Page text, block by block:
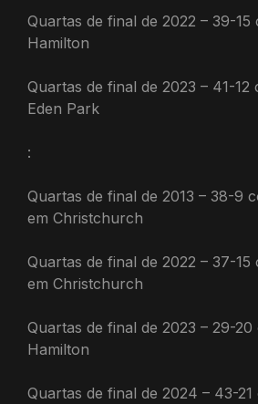
Quartas de final de 2022 – 39-
Hamilton
Quartas de final de 2023 – 41-12
Eden Park
:
Quartas de final de 2013 – 38-9
em Christchurch
Quartas de final de 2022 – 37-
em Christchurch
Quartas de final de 2023 – 29-
Hamilton
Quartas de final de 2024 – 43-